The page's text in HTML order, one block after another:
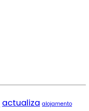
actualiza alojamento